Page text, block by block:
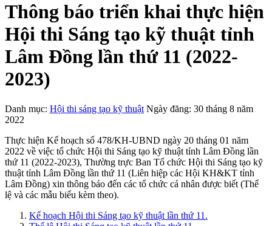
Thông báo triển khai thực hiện
Hội thi Sáng tạo kỹ thuật tỉnh
Lâm Đồng lần thứ 11 (2022-
2023)
Danh mục: Hội thi sáng tạo kỹ thuật Ngày đăng: 30 tháng 8 năm
2022
Thực hiện Kế hoạch số 478/KH-UBND ngày 20 tháng 01 năm
2022 về việc tổ chức Hội thi Sáng tạo kỹ thuật tỉnh Lâm Đồng lần
thứ 11 (2022-2023), Thường trực Ban Tổ chức Hội thi Sáng tạo kỹ
thuật tỉnh Lâm Đồng lần thứ 11 (Liên hiệp các Hội KH&KT tỉnh
Lâm Đồng) xin thông báo đến các tổ chức cá nhân được biết (Thể
lệ và các mẫu biểu kèm theo).
Kế hoạch Hội thi Sáng tạo kỹ thuật lần thứ 11.